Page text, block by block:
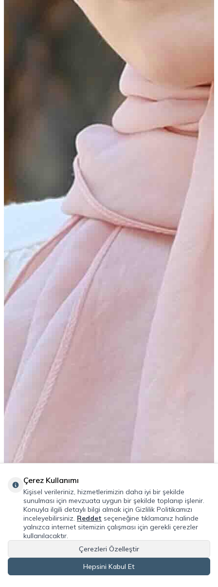
Çerez Kullanımı
Kişisel verileriniz, hizmetlerimizin daha iyi bir şekilde
sunulması için mevzuata uygun bir şekilde toplanıp işlenir.
Konuyla ilgili detaylı bilgi almak için Gizlilik Politikamızı
inceleyebilirsiniz. Reddet seçeneğine tıklamanız halinde
yalnızca internet sitemizin çalışması için gerekli çerezler
kullanılacaktır.
Çerezleri Özelleştir
Hepsini Kabul Et